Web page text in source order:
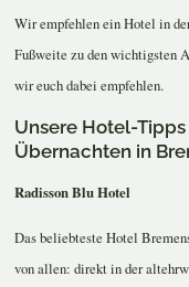
Wir empfehlen ein Hotel in
Fußweite zu den wichtigsten
wir euch dabei empfehlen.
Unsere Hotel-Tipps
Übernachten in
Radisson Blu Hotel
Das beliebteste Hotel
von allen: direkt in der